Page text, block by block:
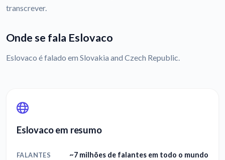
transcrever.
Onde se fala Eslovaco
Eslovaco é falado em Slovakia and Czech Republic.
Eslovaco em resumo
FALANTES ~7 milhões de falantes em todo o mundo